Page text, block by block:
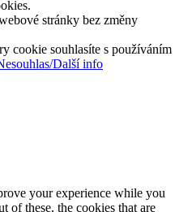
stránky bez změny
cookie souhlasíte s používáním
Další info
your experience while you
of these, the cookies that are